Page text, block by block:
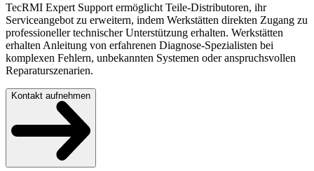
TecRMI Expert Support ermöglicht Teile-Distributoren, ihr
Serviceangebot zu erweitern, indem Werkstätten direkten Zugang zu
professioneller technischer Unterstützung erhalten. Werkstätten
erhalten Anleitung von erfahrenen Diagnose-Spezialisten bei
komplexen Fehlern, unbekannten Systemen oder anspruchsvollen
Reparaturszenarien.
Kontakt aufnehmen